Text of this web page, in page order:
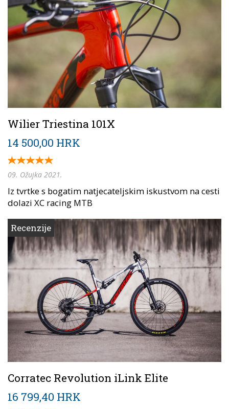
Wilier Triestina 101X
14 500,00 HRK
09. Ožujka 2021.
Iz tvrtke s bogatim natjecateljskim iskustvom na cesti
dolazi XC racing MTB
Recenzije
Corratec Revolution iLink Elite
16 799,40 HRK